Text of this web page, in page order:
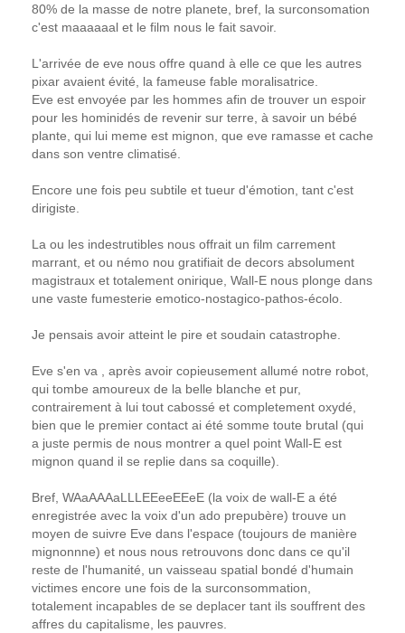
80% de la masse de notre planete, bref, la surconsomation
c'est maaaaaal et le film nous le fait savoir.
L'arrivée de eve nous offre quand à elle ce que les autres
pixar avaient évité, la fameuse fable moralisatrice.
Eve est envoyée par les hommes afin de trouver un espoir
pour les hominidés de revenir sur terre, à savoir un bébé
plante, qui lui meme est mignon, que eve ramasse et cache
dans son ventre climatisé.
Encore une fois peu subtile et tueur d'émotion, tant c'est
dirigiste.
La ou les indestrutibles nous offrait un film carrement
marrant, et ou némo nou gratifiait de decors absolument
magistraux et totalement onirique, Wall-E nous plonge dans
une vaste fumesterie emotico-nostagico-pathos-écolo.
Je pensais avoir atteint le pire et soudain catastrophe.
Eve s'en va , après avoir copieusement allumé notre robot,
qui tombe amoureux de la belle blanche et pur,
contrairement à lui tout cabossé et completement oxydé,
bien que le premier contact ai été somme toute brutal (qui
a juste permis de nous montrer a quel point Wall-E est
mignon quand il se replie dans sa coquille).
Bref, WAaAAAaLLLEEeeEEeE (la voix de wall-E a été
enregistrée avec la voix d'un ado prepubère) trouve un
moyen de suivre Eve dans l'espace (toujours de manière
mignonnne) et nous nous retrouvons donc dans ce qu'il
reste de l'humanité, un vaisseau spatial bondé d'humain
victimes encore une fois de la surconsommation,
totalement incapables de se deplacer tant ils souffrent des
affres du capitalisme, les pauvres.